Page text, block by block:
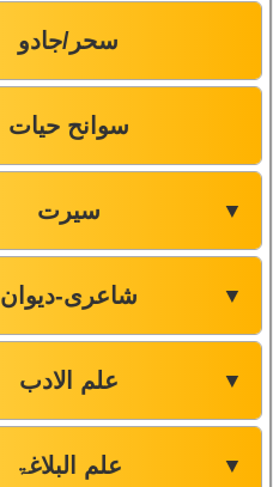
سحر/جادو
سوانح حیات
سیرت ▼
شاعری-دیوان ▼
علم الادب ▼
علم البلاغۃ ▼